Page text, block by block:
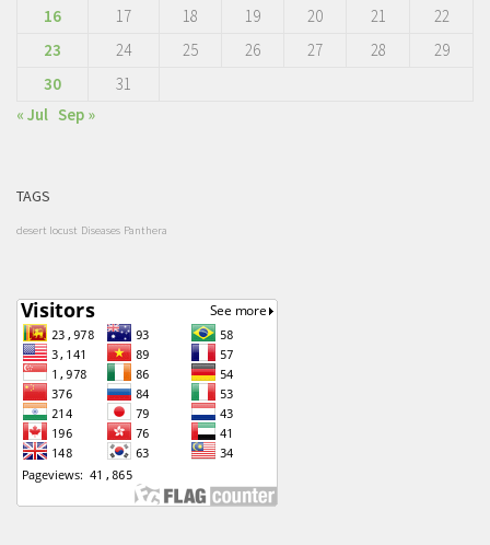
16
17 18 19 20 21
22
23
24 25 26 27 28
29
30
31
« Jul Sep »
TAGS
desert locust Diseases Panthera